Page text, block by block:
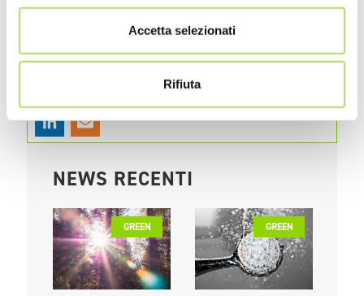
Accetta selezionati
Rifiuta
iniziato a conciliare questa vocazione con la mia passione
per la parola scritta. Il risultato? I miei articoli “green”,
ovviamente!
NEWS RECENTI
GREEN GREEN